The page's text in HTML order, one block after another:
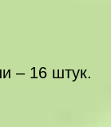
– 16 штук.